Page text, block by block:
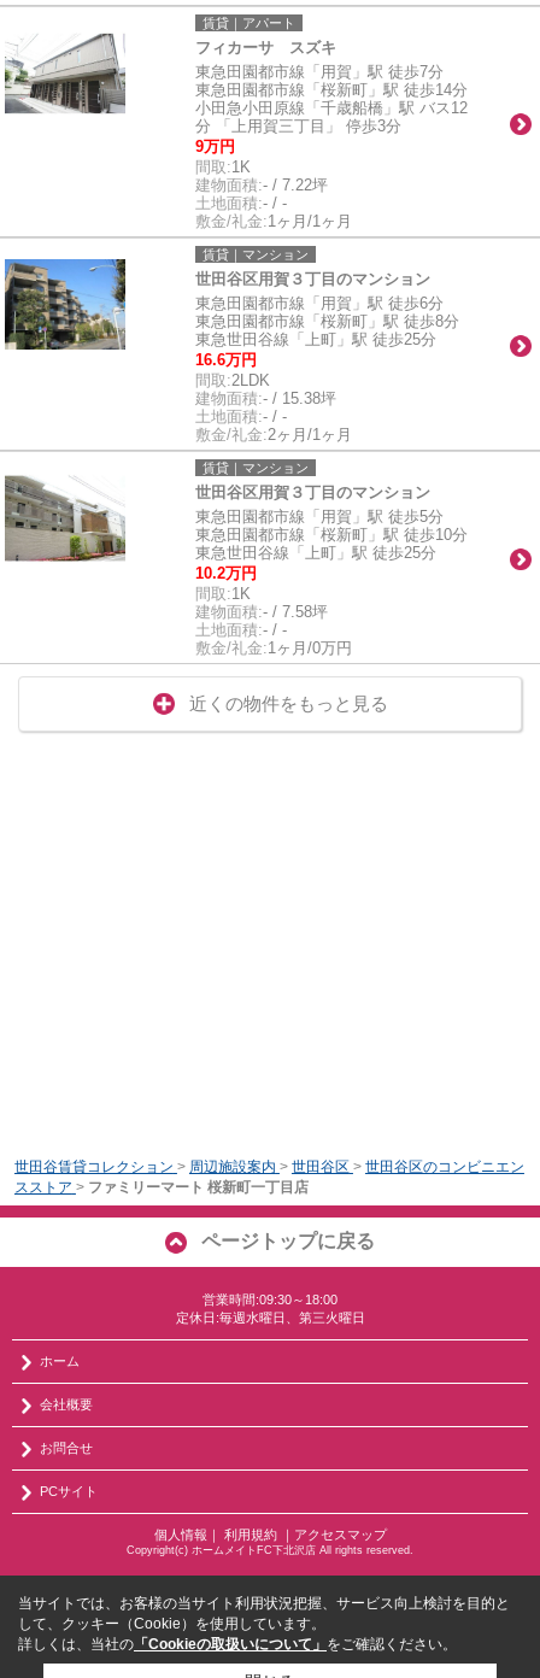
賃貸｜アパート
フィカーサ スズキ
東急田園都市線「用賀」駅 徒歩7分
東急田園都市線「桜新町」駅 徒歩14分
小田急小田原線「千歳船橋」駅 バス12
分 「上用賀三丁目」 停歩3分
9万円
間取:1K
建物面積:- / 7.22坪
土地面積:- / -
敷金/礼金:1ヶ月/1ヶ月
賃貸｜マンション
世田谷区用賀３丁目のマンション
東急田園都市線「用賀」駅 徒歩6分
東急田園都市線「桜新町」駅 徒歩8分
東急世田谷線「上町」駅 徒歩25分
16.6万円
間取:2LDK
建物面積:- / 15.38坪
土地面積:- / -
敷金/礼金:2ヶ月/1ヶ月
賃貸｜マンション
世田谷区用賀３丁目のマンション
東急田園都市線「用賀」駅 徒歩5分
東急田園都市線「桜新町」駅 徒歩10分
東急世田谷線「上町」駅 徒歩25分
10.2万円
間取:1K
建物面積:- / 7.58坪
土地面積:- / -
敷金/礼金:1ヶ月/0万円
近くの物件をもっと見る
世田谷賃貸コレクション > 周辺施設案内 > 世田谷区 > 世田谷区のコンビニエン
スストア > ファミリーマート 桜新町一丁目店
ページトップに戻る
営業時間:09:30～18:00
定休日:毎週水曜日、第三火曜日
ホーム
会社概要
お問合せ
PCサイト
個人情報 ｜ 利用規約｜ アクセスマップ
Copyright(c) ホームメイトFC下北沢店 All rights reserved.
当サイトでは、お客様の当サイト利用状況把握、サービス向上検討を目的と
して、クッキー（Cookie）を使用しています。
詳しくは、当社の 「Cookieの取扱いについて」 をご確認ください。